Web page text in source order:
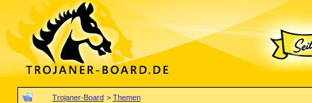
Trojaner-Board > Themen